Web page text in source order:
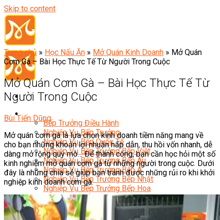
Skip to content
Đầu Bếp
Bếp Trưởng Điều Hành
Nghiệp Vụ Bếp Trưởng
Nghiệp Vụ Bếp Quốc Tế
Nghiệp Vụ Bếp Trưởng Bếp Việt
Nghiệp Vụ Bếp Trưởng Bếp Âu
Nghiệp Vụ Bếp Trưởng Bếp Á
Nghiệp Vụ Bếp Trưởng Bếp Nhật
Nghiệp Vụ Bếp Trưởng Bếp Hoa
Nghiệp Vụ Bếp Hàn
Nghiệp Vụ Bếp Thái
Nghiệp Vụ Bếp Chay
Trang chủ » Học Nấu Ăn » Mở Quán Kinh Doanh » Mở Quán
Cơm Gà – Bài Học Thực Tế Từ Người Trong Cuộc
Mở Quán Cơm Gà – Bài Học Thực Tế Từ
Người Trong Cuộc
Bùi Tiến Dũng
Mở quán cơm gà là lựa chọn kinh doanh tiềm năng mang về
cho bạn những khoản lợi nhuận hấp dẫn, thu hồi vốn nhanh, dễ
dàng mở rộng quy mô… Để thành công, bạn cần học hỏi một số
kinh nghiệm mở quán cơm gà từ những người trong cuộc. Dưới
đây là những chia sẻ giúp bạn tránh được những rủi ro khi khởi
nghiệp kinh doanh cơm gà.